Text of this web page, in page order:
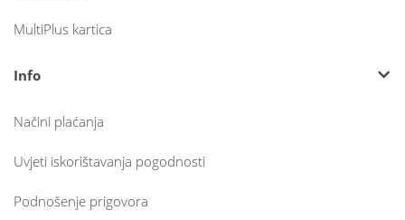
MultiPlus kartica
Info
Načini plaćanja
Uvjeti iskorištavanja pogodnosti
Podnošenje prigovora